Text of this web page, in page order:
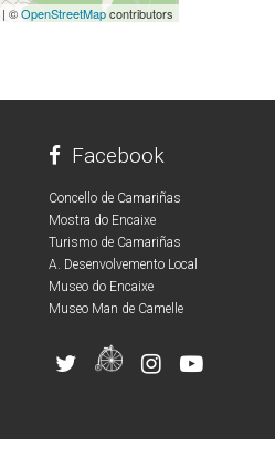
| ©OpenStreetMapcontributors
Facebook
Concello de Camariñas
Mostra do Encaixe
Turismo de Camariñas
A. Desenvolvemento Local
Museo do Encaixe
Museo Man de Camelle